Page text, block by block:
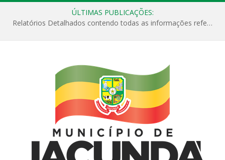
ÚLTIMAS PUBLICAÇÕES:
Relatórios Detalhados contendo todas as informações referentes a execução de recursos destinados ao fomento de projetos culturais no Município de Jacundá entre os anos de 2022 ao presente ano de 2026.